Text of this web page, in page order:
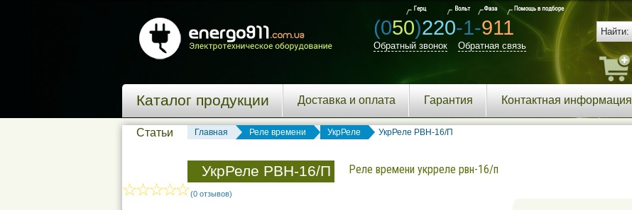
(050)220-1-911
Обратный звонок
Обратная связь
Каталог продукции Доставка и оплата Гарантия Контактная информация
Статьи Главная Реле времени УкрРеле УкрРеле РВН-16/П
УкрРеле РВН-16/П Реле времени укрреле рвн-16/п
(0 отзывов)